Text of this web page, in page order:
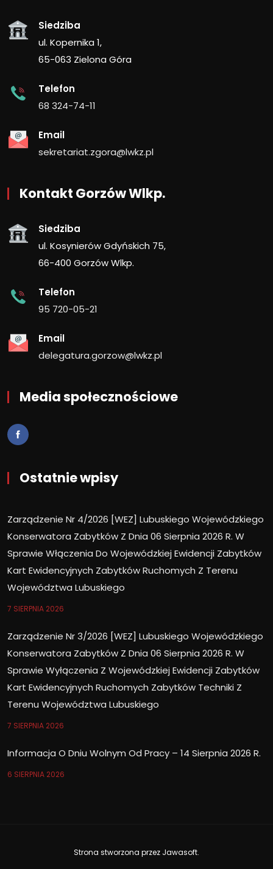
Siedziba
ul. Kopernika 1,
65-063 Zielona Góra
Telefon
68 324-74-11
Email
sekretariat.zgora@lwkz.pl
Kontakt Gorzów Wlkp.
Siedziba
ul. Kosynierów Gdyńskich 75,
66-400 Gorzów Wlkp.
Telefon
95 720-05-21
Email
delegatura.gorzow@lwkz.pl
Media społecznościowe
Ostatnie wpisy
Zarządzenie Nr 4/2026 [WEZ] Lubuskiego Wojewódzkiego
Konserwatora Zabytków Z Dnia 06 Sierpnia 2026 R. W
Sprawie Włączenia Do Wojewódzkiej Ewidencji Zabytków
Kart Ewidencyjnych Zabytków Ruchomych Z Terenu
Województwa Lubuskiego
7 SIERPNIA 2026
Zarządzenie Nr 3/2026 [WEZ] Lubuskiego Wojewódzkiego
Konserwatora Zabytków Z Dnia 06 Sierpnia 2026 R. W
Sprawie Wyłączenia Z Wojewódzkiej Ewidencji Zabytków
Kart Ewidencyjnych Ruchomych Zabytków Techniki Z
Terenu Województwa Lubuskiego
7 SIERPNIA 2026
Informacja O Dniu Wolnym Od Pracy – 14 Sierpnia 2026 R.
6 SIERPNIA 2026
Strona stworzona przez Jawasoft.